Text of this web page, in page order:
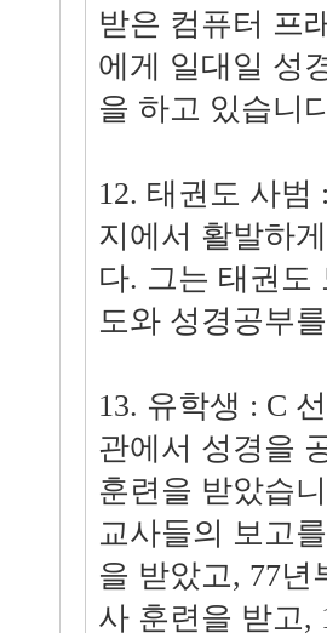
받은 컴퓨터 프
에게 일대일 성
을 하고 있습니
12. 태권도 사
지에서 활발하
다. 그는 태권도
도와 성경공부
13. 유학생 : C
관에서 성경을
훈련을 받았습
교사들의 보고
을 받았고, 77
사 훈련을 받고,